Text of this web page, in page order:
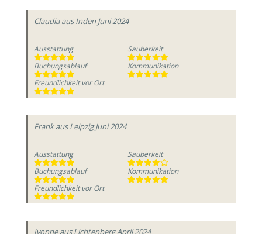
Claudiaaus Inden Juni 2024
Ausstattung
Sauberkeit
Buchungsablauf
Kommunikation
Freundlichkeit vor Ort
Frankaus Leipzig Juni 2024
Ausstattung
Sauberkeit
Buchungsablauf
Kommunikation
Freundlichkeit vor Ort
Ivonneaus Lichtenberg April 2024